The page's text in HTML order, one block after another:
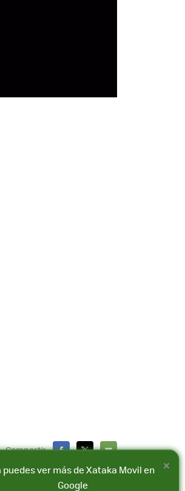
Compartir
FACEBOOK
X
E-
×
puedes ver más de Xataka Movil en
Google